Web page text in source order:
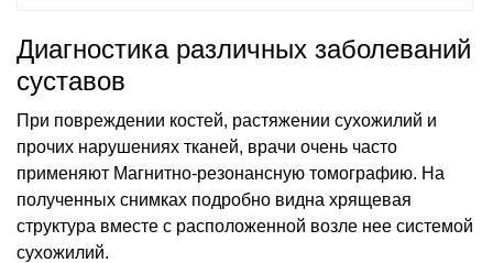
Диагностика различных заболеваний
суставов
При повреждении костей, растяжении сухожилий и
прочих нарушениях тканей, врачи очень часто
применяют Магнитно-резонансную томографию. На
полученных снимках подробно видна хрящевая
структура вместе с расположенной возле нее системой
сухожилий.